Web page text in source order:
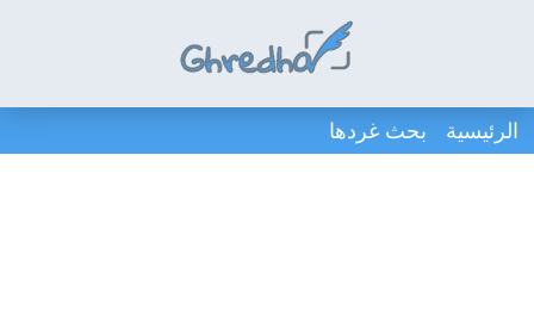
الرئيسية بحث غردها